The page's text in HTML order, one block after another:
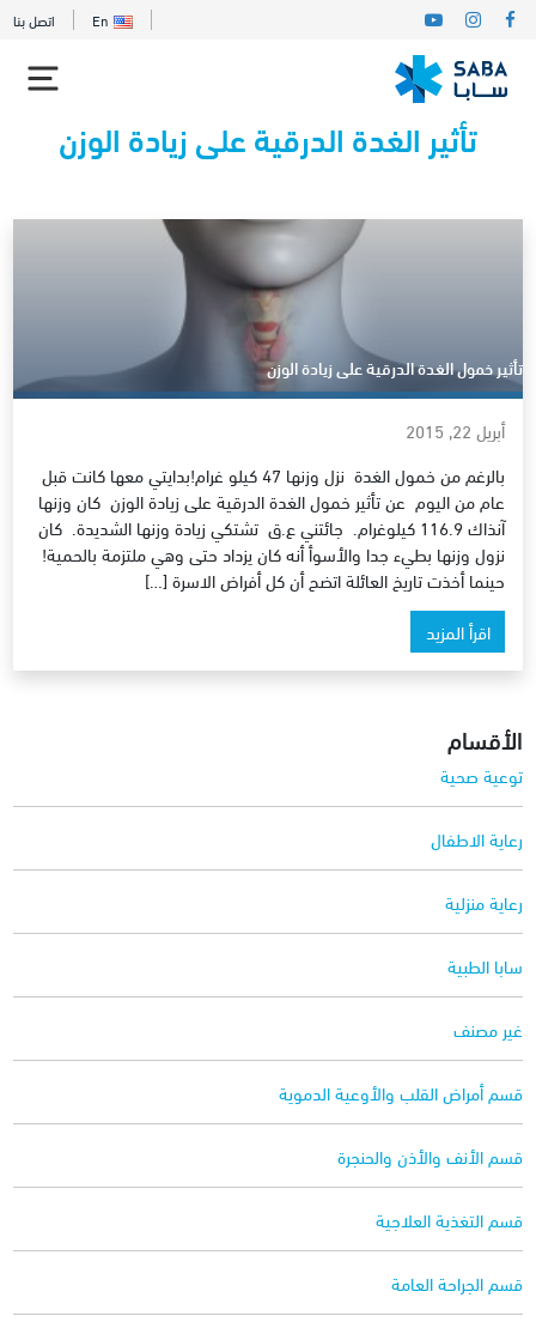
En اتصل بنا
تأثير الغدة الدرقية على زيادة الوزن
الأقسام
توعية صحية
رعاية الاطفال
رعاية منزلية
سابا الطبية
غير مصنف
قسم أمراض القلب والأوعية الدموية
قسم الأنف والأذن والحنجرة
قسم التغذية العلاجية
قسم الجراحة العامة
تأثير خمول الغدة الدرقية على زيادة الوزن
أبريل 22, 2015
بالرغم من خمول الغدة نزل وزنها 47 كيلو غرام!بدايتي معها كانت قبل
عام من اليوم عن تأثير خمول الغدة الدرقية على زيادة الوزن كان وزنها
آنذاك 116.9 كيلوغرام. جائتني ع.ق تشتكي زيادة وزنها الشديدة. كان
نزول وزنها بطيء جدا والأسوأ أنه كان يزداد حتى وهي ملتزمة بالحمية!
حينما أخذت تاريخ العائلة اتضح أن كل أفراض الاسرة […]
اقرأ المزيد